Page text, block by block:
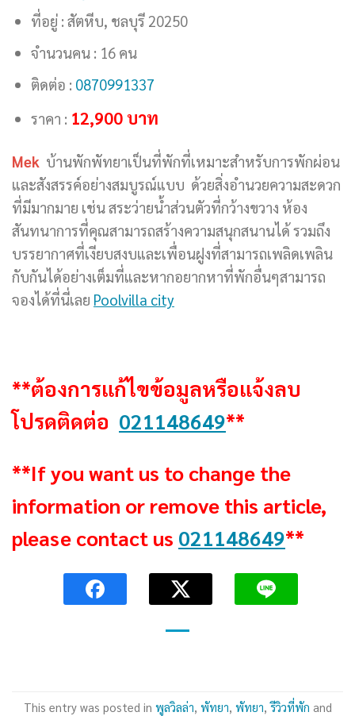
ที่อยู่ : สัตหีบ, ชลบุรี 20250
จำนวนคน : 16 คน
ติดต่อ : 0870991337
ราคา : 12,900 บาท
Mek บ้านพักพัทยาเป็นที่พักที่เหมาะสำหรับการพักผ่อน
และสังสรรค์อย่างสมบูรณ์แบบ ด้วยสิ่งอำนวยความสะดวก
ที่มีมากมาย เช่น สระว่ายน้ำส่วนตัวที่กว้างขวาง ห้อง
สันทนาการที่คุณสามารถสร้างความสนุกสนานได้ รวมถึง
บรรยากาศที่เงียบสงบและเพื่อนฝูงที่สามารถเพลิดเพลิน
กับกันได้อย่างเต็มที่และหากอยากหาที่พักอื่นๆสามารถ
จองได้ที่นี่เลย Poolvilla city
**ต้องการแก้ไขข้อมูลหรือแจ้งลบ
โปรดติดต่อ 021148649**
**If you want us to change the
information or remove this article,
please contact us 021148649**
This entry was posted in พูลวิลล่า, พัทยา, พัทยา,รีวิวที่พัก and